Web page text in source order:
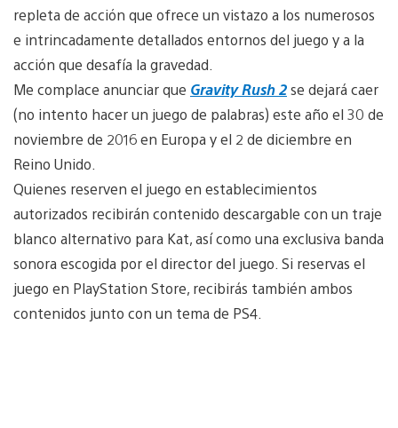
repleta de acción que ofrece un vistazo a los numerosos
e intrincadamente detallados entornos del juego y a la
acción que desafía la gravedad.
Me complace anunciar que Gravity Rush 2se dejará caer
(no intento hacer un juego de palabras) este año el 30 de
noviembre de 2016 en Europa y el 2 de diciembre en
Reino Unido.
Quienes reserven el juego en establecimientos
autorizados recibirán contenido descargable con un traje
blanco alternativo para Kat, así como una exclusiva banda
sonora escogida por el director del juego. Si reservas el
juego en PlayStation Store, recibirás también ambos
contenidos junto con un tema de PS4.